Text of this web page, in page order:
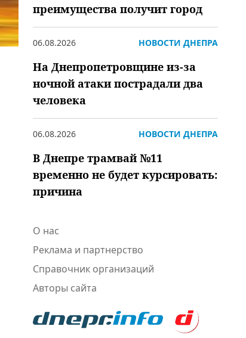
преимущества получит город
06.08.2026 НОВОСТИ ДНЕПРА
На Днепропетровщине из-за
ночной атаки пострадали два
человека
06.08.2026 НОВОСТИ ДНЕПРА
В Днепре трамвай №11
временно не будет курсировать:
причина
О нас
Реклама и партнерство
Справочник организаций
Авторы сайта